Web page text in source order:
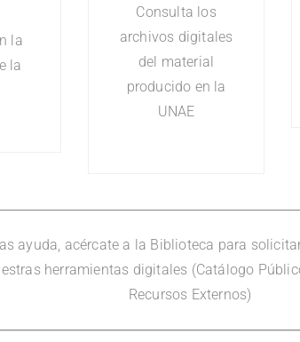
la
la
Consulta los
archivos digitales
del material
producido en la
UNAE
ayuda, acércate a la Biblioteca para
herramientas digitales (Catálogo
Recursos Externos)